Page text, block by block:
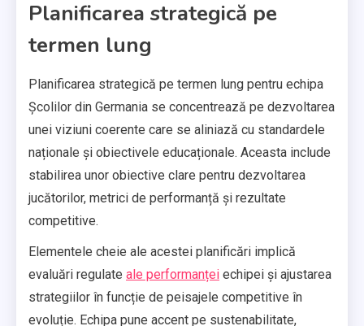
Planificarea strategică pe
termen lung
Planificarea strategică pe termen lung pentru echipa
Școlilor din Germania se concentrează pe dezvoltarea
unei viziuni coerente care se aliniază cu standardele
naționale și obiectivele educaționale. Aceasta include
stabilirea unor obiective clare pentru dezvoltarea
jucătorilor, metrici de performanță și rezultate
competitive.
Elementele cheie ale acestei planificări implică
evaluări regulate ale performanței echipei și ajustarea
strategiilor în funcție de peisajele competitive în
evoluție. Echipa pune accent pe sustenabilitate,